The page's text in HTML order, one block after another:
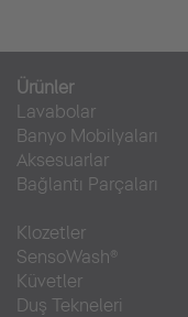
Ürünler
Lavabolar
Banyo Mobilyaları
Aksesuarlar
Bağlantı Parçaları
Klozetler
SensoWash®
Küvetler
Duş Tekneleri